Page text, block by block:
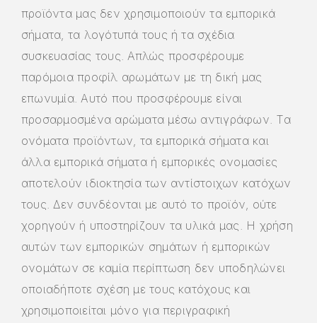
προϊόντα μας δεν χρησιμοποιούν τα εμπορικά
σήματα, τα λογότυπά τους ή τα σχέδια
συσκευασίας τους. Απλώς προσφέρουμε
παρόμοια προφίλ αρωμάτων με τη δική μας
επωνυμία. Αυτό που προσφέρουμε είναι
προσαρμοσμένα αρώματα μέσω αντιγράφων. Τα
ονόματα προϊόντων, τα εμπορικά σήματα και
άλλα εμπορικά σήματα ή εμπορικές ονομασίες
αποτελούν ιδιοκτησία των αντίστοιχων κατόχων
τους. Δεν συνδέονται με αυτό το προϊόν, ούτε
χορηγούν ή υποστηρίζουν τα υλικά μας. Η χρήση
αυτών των εμπορικών σημάτων ή εμπορικών
ονομάτων σε καμία περίπτωση δεν υποδηλώνει
οποιαδήποτε σχέση με τους κατόχους και
χρησιμοποιείται μόνο για περιγραφική